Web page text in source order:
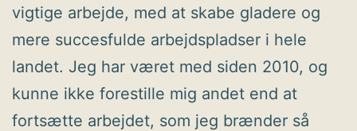
vigtige arbejde, med at skabe gladere og
mere succesfulde arbejdspladser i hele
landet. Jeg har været med siden 2010, og
kunne ikke forestille mig andet end at
fortsætte arbejdet, som jeg brænder så